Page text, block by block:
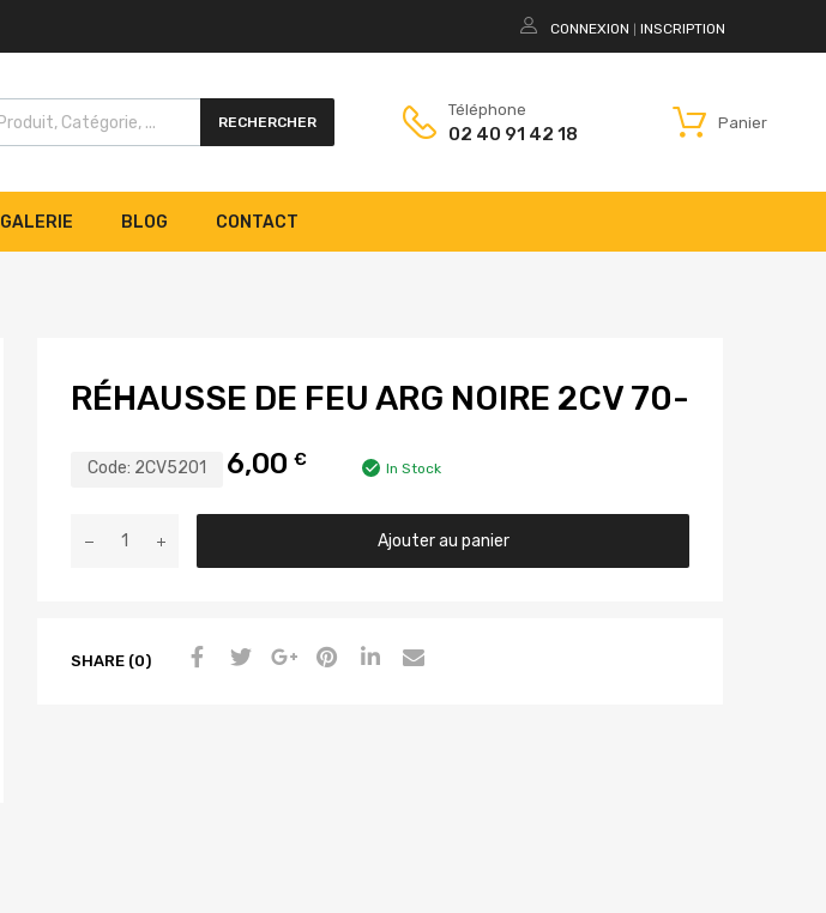
CONNEXION INSCRIPTION
RECHERCHER
Téléphone
02 40 91 42 18
Panier
GALERIE BLOG CONTACT
RÉHAUSSE DE FEU ARG NOIRE 2CV 70-
Code: 2CV5201 6,00 € In Stock
Ajouter au panier
SHARE (0)